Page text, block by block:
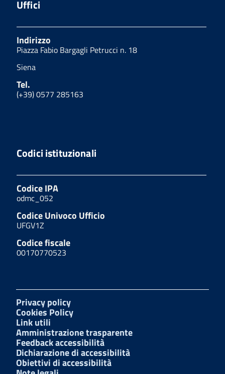
Uffici
Indirizzo
Piazza Fabio Bargagli Petrucci n. 18
Siena
Tel.
(+39) 0577 285163
Codici istituzionali
Codice IPA
odmc_052
Codice Univoco Ufficio
UFGV1Z
Codice fiscale
00170770523
Privacy policy
Cookies Policy
Link utili
Amministrazione trasparente
Feedback accessibilità
Dichiarazione di accessibilità
Obiettivi di accessibilità